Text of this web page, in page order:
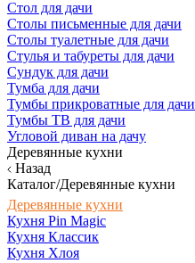
Стол для дачи
Столы письменные для дачи
Столы туалетные для дачи
Стулья и табуреты для дачи
Сундук для дачи
Тумба для дачи
Тумбы прикроватные для дачи
Тумбы ТВ для дачи
Угловой диван на дачу
Деревянные кухни
Назад
Каталог/Деревянные кухни
Деревянные кухни
Кухня Pin Magic
Кухня Классик
Кухня Хлоя